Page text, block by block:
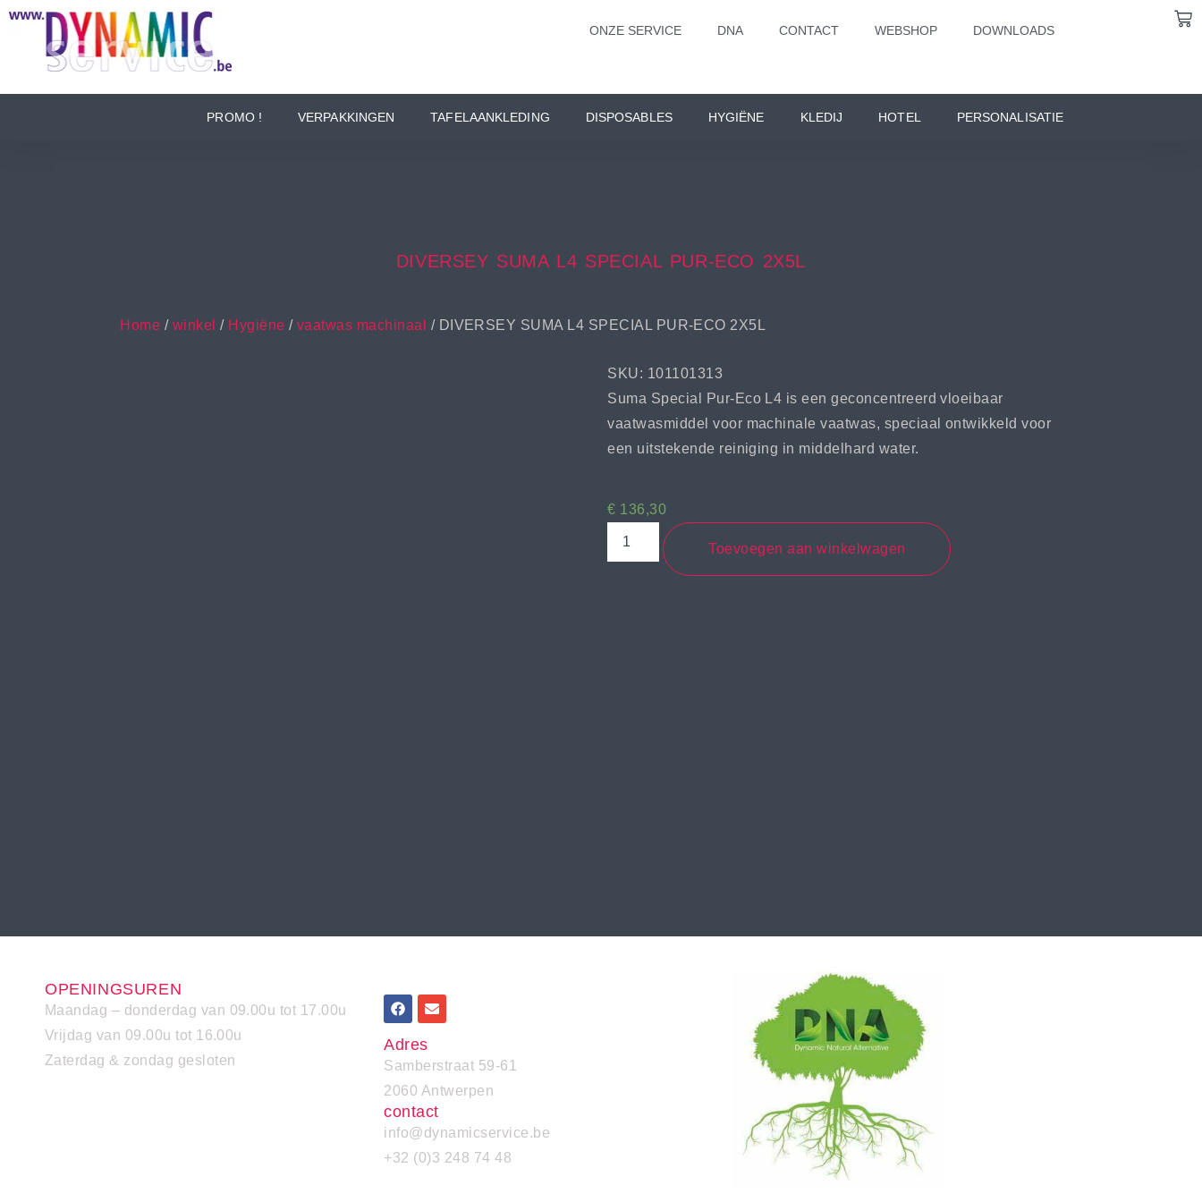
ONZE SERVICE DNA CONTACT WEBSHOP DOWNLOADS
PROMO ! VERPAKKINGEN TAFELAANKLEDING DISPOSABLES HYGIËNE KLEDIJ HOTEL PERSONALISATIE
DIVERSEY SUMA L4 SPECIAL PUR-ECO 2X5L
Home / winkel / Hygiëne / vaatwas machinaal / DIVERSEY SUMA L4 SPECIAL PUR-ECO 2X5L
SKU: 101101313
Suma Special Pur-Eco L4 is een geconcentreerd vloeibaar
vaatwasmiddel voor machinale vaatwas, speciaal ontwikkeld voor
een uitstekende reiniging in middelhard water.
€ 136,30
Toevoegen aan winkelwagen
OPENINGSUREN
Maandag – donderdag van 09.00u tot 17.00u
Vrijdag van 09.00u tot 16.00u
Zaterdag & zondag gesloten
Adres
Samberstraat 59-61
2060 Antwerpen
contact
info@dynamicservice.be
+32 (0)3 248 74 48